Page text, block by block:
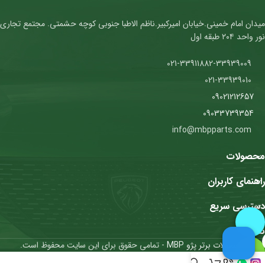
میدان امام خمینی.خیابان امیرکبیر.ناظم الاطبا جنوبی کوچه حشمتی. مجتمع تجاری
نور واحد ۲۰۴ طبقه اول
09021212657
09033739354
محصولات
راهنمای کاربران
دسترسی سریع
نمادها
محصولات برتر پژو MBP - تمامی حقوق برای این سایت محفوظ است.